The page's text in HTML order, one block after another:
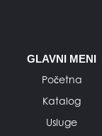
GLAVNI MENI
Početna
Katalog
Usluge